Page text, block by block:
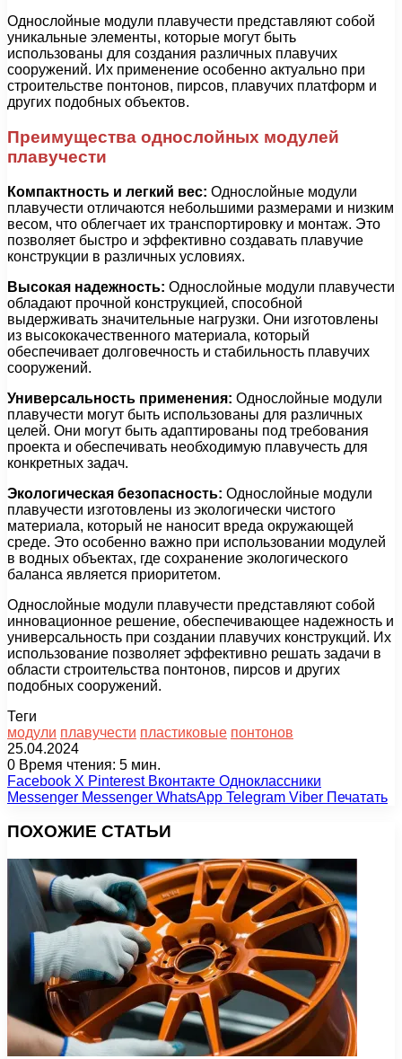
Однослойные модули плавучести представляют собой
уникальные элементы, которые могут быть
использованы для создания различных плавучих
сооружений. Их применение особенно актуально при
строительстве понтонов, пирсов, плавучих платформ и
других подобных объектов.
Преимущества однослойных модулей
плавучести
Компактность и легкий вес: Однослойные модули
плавучести отличаются небольшими размерами и низким
весом, что облегчает их транспортировку и монтаж. Это
позволяет быстро и эффективно создавать плавучие
конструкции в различных условиях.
Высокая надежность: Однослойные модули плавучести
обладают прочной конструкцией, способной
выдерживать значительные нагрузки. Они изготовлены
из высококачественного материала, который
обеспечивает долговечность и стабильность плавучих
сооружений.
Универсальность применения: Однослойные модули
плавучести могут быть использованы для различных
целей. Они могут быть адаптированы под требования
проекта и обеспечивать необходимую плавучесть для
конкретных задач.
Экологическая безопасность: Однослойные модули
плавучести изготовлены из экологически чистого
материала, который не наносит вреда окружающей
среде. Это особенно важно при использовании модулей
в водных объектах, где сохранение экологического
баланса является приоритетом.
Однослойные модули плавучести представляют собой
инновационное решение, обеспечивающее надежность и
универсальность при создании плавучих конструкций. Их
использование позволяет эффективно решать задачи в
области строительства понтонов, пирсов и других
подобных сооружений.
Теги
модули плавучести пластиковые понтонов
25.04.2024
0 Время чтения: 5 мин.
Facebook X Pinterest Вконтакте Одноклассники
Messenger Messenger WhatsApp Telegram Viber Печатать
ПОХОЖИЕ СТАТЬИ